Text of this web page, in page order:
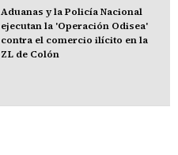
Aduanas y la Policía Nacional
ejecutan la 'Operación Odisea'
contra el comercio ilícito en la
ZL de Colón